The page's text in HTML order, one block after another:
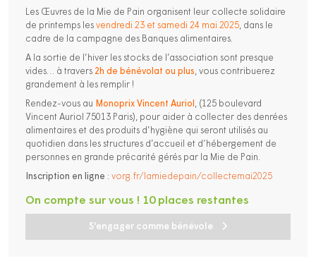
Les Œuvres de la Mie de Pain organisent leur collecte solidaire
de printemps les vendredi 23 et samedi 24 mai 2025, dans le
cadre de la campagne des Banques alimentaires.
A la sortie de l’hiver les stocks de l’association sont presque
vides… à travers 2h de bénévolat ou plus, vous contribuerez
grandement à les remplir !
Rendez-vous au Monoprix Vincent Auriol , (125 boulevard
Vincent Auriol 75013 Paris), pour aider à collecter des denrées
alimentaires et des produits d’hygiène qui seront utilisés au
quotidien dans les structures d’accueil et d’hébergement de
personnes en grande précarité gérés par la Mie de Pain.
Inscription en ligne : vorg.fr/lamiedepain/collectemai2025
S'engager comme bénévole
On compte sur vous ! 10 places restantes